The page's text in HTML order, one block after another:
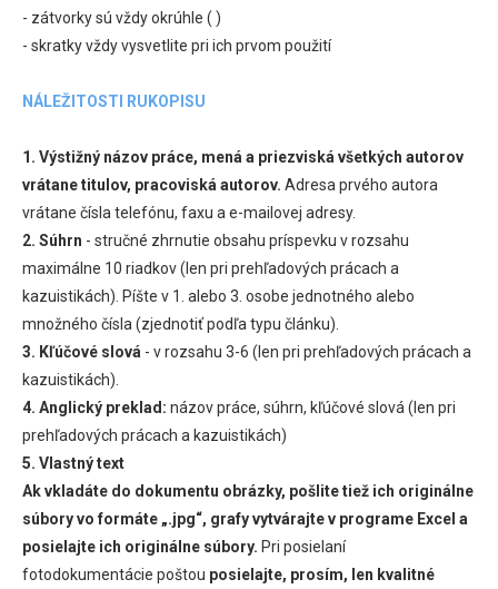
- zátvorky sú vždy okrúhle ( )
- skratky vždy vysvetlite pri ich prvom použití
NÁLEŽITOSTI RUKOPISU
1. Výstižný názov práce, mená a priezviská všetkých autorov
vrátane titulov, pracoviská autorov. Adresa prvého autora
vrátane čísla telefónu, faxu a e-mailovej adresy.
2. Súhrn - stručné zhrnutie obsahu príspevku v rozsahu
maximálne 10 riadkov (len pri prehľadových prácach a
kazuistikách). Píšte v 1. alebo 3. osobe jednotného alebo
množného čísla (zjednotiť podľa typu článku).
3. Kľúčové slová - v rozsahu 3-6 (len pri prehľadových prácach a
kazuistikách).
4. Anglický preklad: názov práce, súhrn, kľúčové slová (len pri
prehľadových prácach a kazuistikách)
5. Vlastný text
Ak vkladáte do dokumentu obrázky, pošlite tiež ich originálne
súbory vo formáte „.jpg“, grafy vytvárajte v programe Excel a
posielajte ich originálne súbory. Pri posielaní
fotodokumentácie poštou posielajte, prosím, len kvalitné